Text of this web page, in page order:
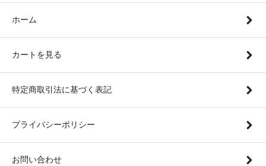
ホーム
カートを見る
特定商取引法に基づく表記
プライバシーポリシー
お問い合わせ